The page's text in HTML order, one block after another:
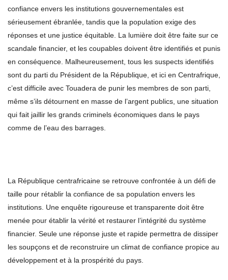
confiance envers les institutions gouvernementales est
sérieusement ébranlée, tandis que la population exige des
réponses et une justice équitable. La lumière doit être faite sur ce
scandale financier, et les coupables doivent être identifiés et punis
en conséquence. Malheureusement, tous les suspects identifiés
sont du parti du Président de la République, et ici en Centrafrique,
c’est difficile avec Touadera de punir les membres de son parti,
même s’ils détournent en masse de l’argent publics, une situation
qui fait jaillir les grands criminels économiques dans le pays
comme de l’eau des barrages.
La République centrafricaine se retrouve confrontée à un défi de
taille pour rétablir la confiance de sa population envers les
institutions. Une enquête rigoureuse et transparente doit être
menée pour établir la vérité et restaurer l’intégrité du système
financier. Seule une réponse juste et rapide permettra de dissiper
les soupçons et de reconstruire un climat de confiance propice au
développement et à la prospérité du pays.